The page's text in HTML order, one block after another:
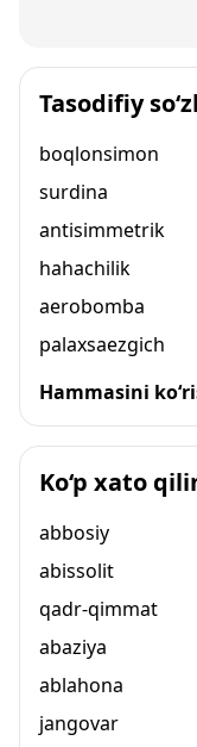
Tasodifiy
boqlonsimon
surdina
antisimmetrik
hahachilik
aerobomba
palaxsaezgich
Hammasini
Ko‘p xato
abbosiy
abissolit
qadr-qimmat
abaziya
ablahona
jangovar